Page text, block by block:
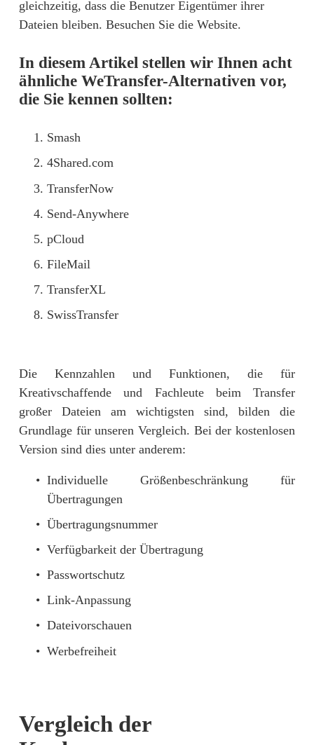
gleichzeitig, dass die Benutzer Eigentümer ihrer
Dateien bleiben. Besuchen Sie die Website.
In diesem Artikel stellen wir Ihnen acht
ähnliche WeTransfer-Alternativen vor,
die Sie kennen sollten:
Smash
4Shared.com
TransferNow
Send-Anywhere
pCloud
FileMail
TransferXL
SwissTransfer
Die Kennzahlen und Funktionen, die für
Kreativschaffende und Fachleute beim Transfer
großer Dateien am wichtigsten sind, bilden die
Grundlage für unseren Vergleich. Bei der kostenlosen
Version sind dies unter anderem:
Individuelle Größenbeschränkung für
Übertragungen
Übertragungsnummer
Verfügbarkeit der Übertragung
Passwortschutz
Link-Anpassung
Dateivorschauen
Werbefreiheit
Vergleich der